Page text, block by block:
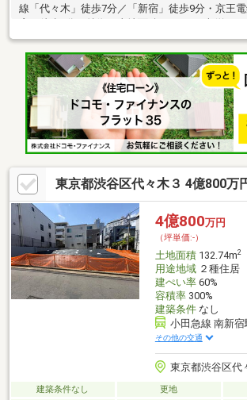
線「代々木」徒歩7分／「新宿」徒歩9分・京王
宿」徒歩6分▼特徴・土地面積は77.59平米(約
ック3.6平米を含む・建ぺい率60％、容積率300
西側幅員約4.0m(私道)・建築条件付宅地販売で
好きなハウスメーカー・工務店で建築可能・現況
お問い合わせください※容積率は前面道路幅員に
されます■ ご希望の住まい探しをお手伝いします
━━━━━・・・物件の詳細・ご相談はお気軽に
ださい。
東京都渋谷区代々木３ 4億800万
4億800万円
（坪単価:-）
土地面積132.74m2
用途地域２種住居
建ぺい率60%
容積率300%
建築条件なし
小田急線 南新宿
その他の交通
東京都渋谷区代
建築条件なし 更地